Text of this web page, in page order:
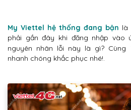
My Viettel hệ thống đang bận là
phải gần đây khi đăng nhập vào
nguyên nhân lỗi này là gì? Cùng
nhanh chóng khắc phục nhé!.